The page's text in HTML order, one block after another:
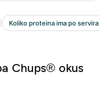
Chups® okus